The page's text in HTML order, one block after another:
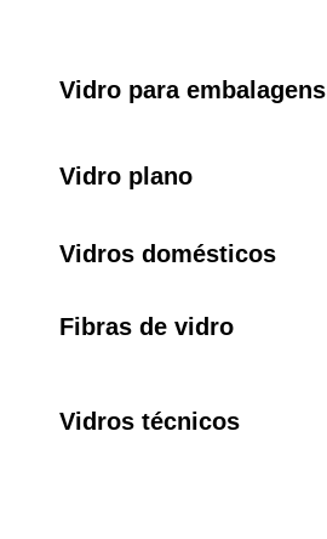
Vidro para embalagens
Vidro plano
Vidros domésticos
Fibras de vidro
Vidros técnicos